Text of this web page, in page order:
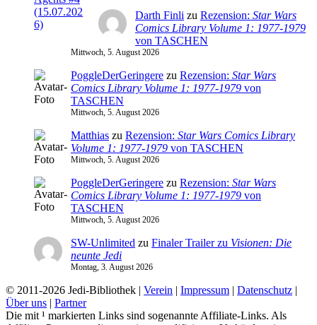
Darth Finli zu Rezension: Star Wars
Comics Library Volume 1: 1977-1979
von TASCHEN
Mittwoch, 5. August 2026
PoggleDerGeringere zu Rezension: Star Wars
Comics Library Volume 1: 1977-1979 von
TASCHEN
Mittwoch, 5. August 2026
Matthias zu Rezension: Star Wars Comics Library
Volume 1: 1977-1979 von TASCHEN
Mittwoch, 5. August 2026
PoggleDerGeringere zu Rezension: Star Wars
Comics Library Volume 1: 1977-1979 von
TASCHEN
Mittwoch, 5. August 2026
SW-Unlimited zu Finaler Trailer zu Visionen: Die
neunte Jedi
Montag, 3. August 2026
© 2011-2026 Jedi-Bibliothek | Verein | Impressum | Datenschutz |
Über uns | Partner
Die mit ¹ markierten Links sind sogenannte Affiliate-Links. Als